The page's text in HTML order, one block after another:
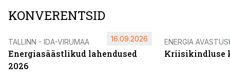
KONVERENTSID
TALLINN - IDA-VIRUMAA
Energiasäästlikud lahendused
2026
16.09.2026 ENERGIA
Kriisikindluse